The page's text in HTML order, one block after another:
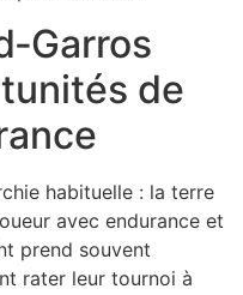
de
habituelle : la terre
avec endurance et
prend souvent
rater leur tournoi à